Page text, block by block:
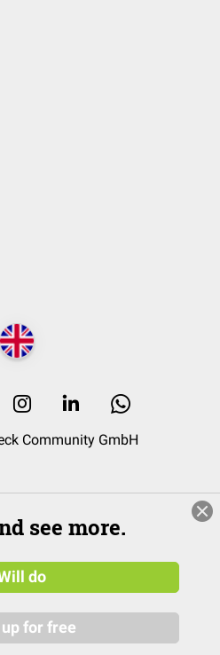
Community GmbH
see more.
do
for free